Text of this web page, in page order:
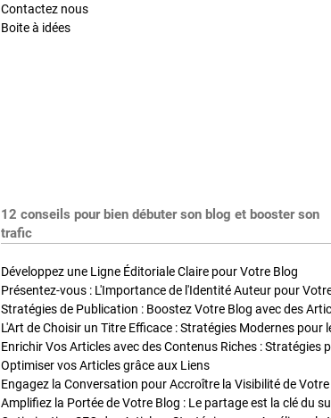
Contactez nous
Boite à idées
12 conseils pour bien débuter son blog et booster son
trafic
Développez une Ligne Éditoriale Claire pour Votre Blog
Présentez-vous : L'Importance de l'Identité Auteur pour
L'Art de Choisir un Titre Efficace : Stratégies Modernes pour
Optimiser vos Articles grâce aux Liens
Engagez la Conversation pour Accroître la Visibilité de Votre
Amplifiez la Portée de Votre Blog : Le partage est la clé du